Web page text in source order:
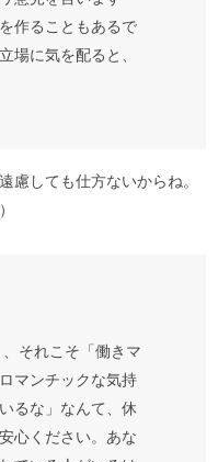
作ることもあるで
場に気を配ると、
慮しても仕方ないからね。
それこそ「働きマ
マンチックな気持
るな」なんて、休
心ください。あな